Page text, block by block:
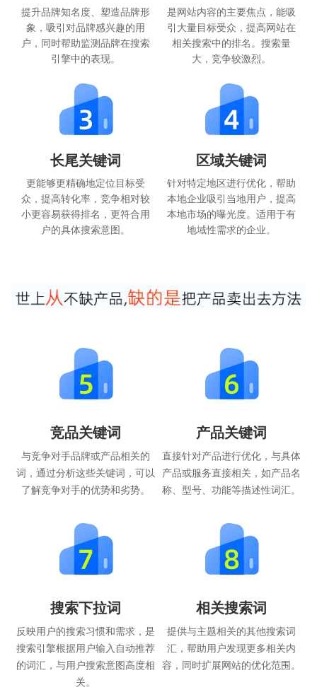
提升品牌知名度、塑造品牌形
象，吸引对品牌感兴趣的用
户，同时帮助监测品牌在搜索
引擎中的表现。
是网站内容的主要焦点，能吸
引大量目标受众，提高网站在
相关搜索中的排名。搜索量
大，竞争较激烈。
长尾关键词
更能够更精确地定位目标受
众，提高转化率，竞争相对较
小更容易获得排名，更符合用
户的具体搜索意图。
区域关键词
针对特定地区进行优化，帮助
本地企业吸引当地用户，提高
本地市场的曝光度。适用于有
地域性需求的企业。
竞品关键词
与竞争对手品牌或产品相关的
词，通过分析这些关键词，可以
了解竞争对手的优势和劣势。
产品关键词
直接针对产品进行优化，与具体
产品或服务直接相关，如产品名
称、型号、功能等描述性词汇。
搜索下拉词
反映用户的搜索习惯和需求，是
搜索引擎根据用户输入自动推荐
的词汇，与用户搜索意图高度相
关。
相关搜索词
提供与主题相关的其他搜索词
汇，帮助用户发现更多相关内
容，同时扩展网站的优化范围。